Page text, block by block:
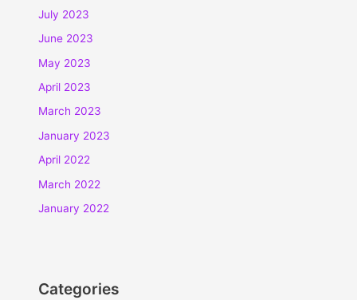
July 2023
June 2023
May 2023
April 2023
March 2023
January 2023
April 2022
March 2022
January 2022
Categories